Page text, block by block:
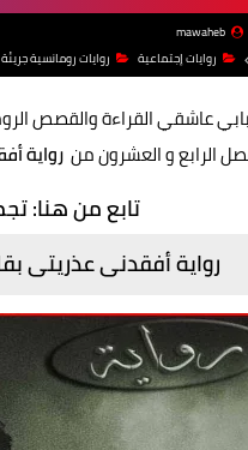
mawaheb
روايات إجتماعية روايات رومانسية جريئة
عاشقي القراءة والقصص
الرابع و العشرون من رواية
تابع من هنا:
رواية أفقدنى عذريتى